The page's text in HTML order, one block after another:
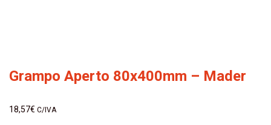
Grampo Aperto 80x400mm – Mader
18,57€ C/IVA